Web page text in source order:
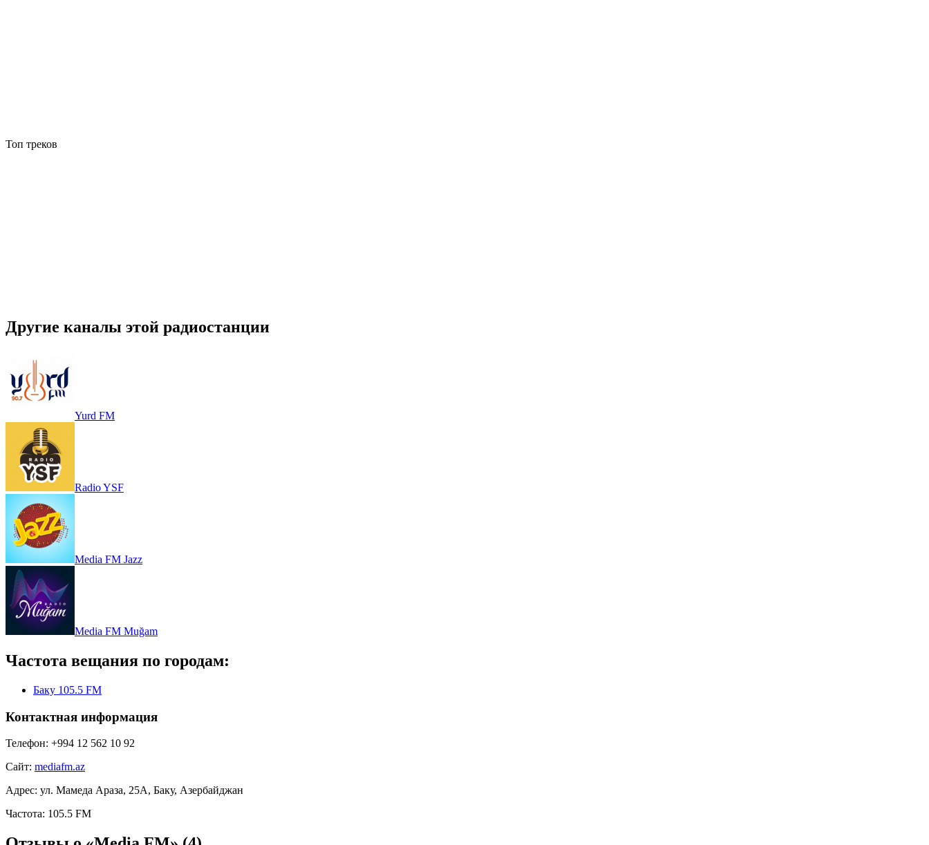
Топ треков
Другие каналы этой радиостанции
Yurd FM
Radio YSF
Media FM Jazz
Media FM Muğam
Частота вещания по городам:
Баку 105.5 FM
Контактная информация
Телефон: +994 12 562 10 92
Сайт: mediafm.az
Адрес: ул. Мамеда Араза, 25A, Баку, Азербайджан
Частота: 105.5 FM